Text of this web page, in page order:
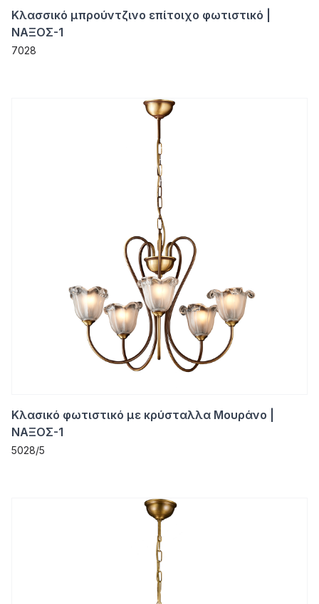
Κλασσικό μπρούντζινο επίτοιχο φωτιστικό |
ΝΑΞΟΣ-1
7028
Κλασικό φωτιστικό με κρύσταλλα Μουράνο |
ΝΑΞΟΣ-1
5028/5